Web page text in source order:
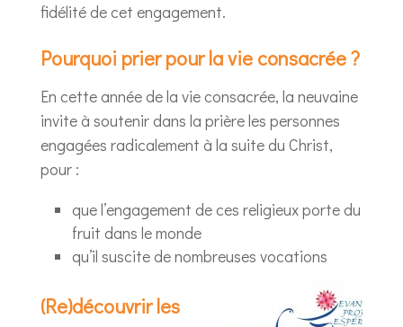
fidélité de cet engagement.
Pourquoi prier pour la vie consacrée ?
En cette année de la vie consacrée, la neuvaine
invite à soutenir dans la prière les personnes
engagées radicalement à la suite du Christ,
pour :
que l’engagement de ces religieux porte du
fruit dans le monde
qu’il suscite de nombreuses vocations
(Re)découvrir les